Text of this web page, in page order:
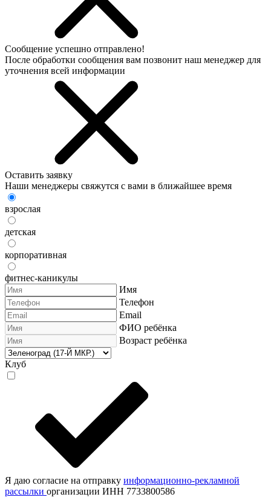
Сообщение успешно отправлено!
После обработки сообщения вам позвонит наш менеджер для
уточнения всей информации
Оставить заявку
Наши менеджеры свяжутся с вами в ближайшее время
взрослая
детская
корпоративная
фитнес-каникулы
Имя
Телефон
Email
ФИО ребёнка
Возраст ребёнка
Клуб
Я даю согласие на отправку информационно-рекламной
рассылки организации ИНН 7733800586